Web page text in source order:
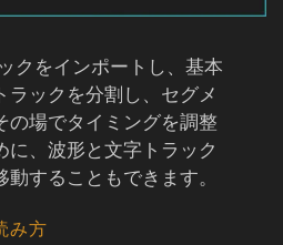
クをインポートし、基本
ラックを分割し、セグメ
の場でタイミングを調整
に、波形と文字トラック
することもできます。
み方